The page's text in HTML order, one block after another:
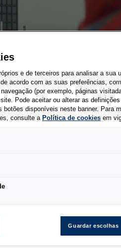
e de terceiros para analisar a sua
acordo com as suas preferências,
(por exemplo, páginas
Pode aceitar ou alterar as
botões disponíveis neste banner. Para
consulte a Política de cookies em
Guardar escolhas